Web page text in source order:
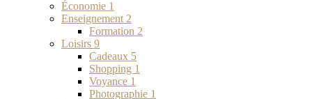
Économie 1
Enseignement 2
Formation 2
Loisirs 9
Cadeaux 5
Shopping 1
Voyance 1
Photographie 1